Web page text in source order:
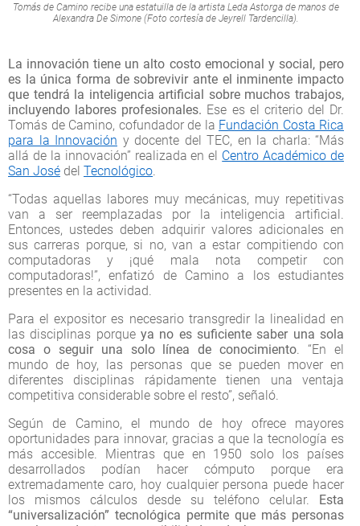
Tomás de Camino recibe una estatuilla de la artista Leda Astorga de manos de
Alexandra De Simone (Foto cortesía de Jeyrell Tardencilla).
La innovación tiene un alto costo emocional y social, pero
es la única forma de sobrevivir ante el inminente impacto
que tendrá la inteligencia artificial sobre muchos trabajos,
incluyendo labores profesionales. Ese es el criterio del Dr.
Tomás de Camino, cofundador de la Fundación Costa Rica
para la Innovación y docente del TEC, en la charla: “Más
allá de la innovación” realizada en el Centro Académico de
San José del Tecnológico.
“Todas aquellas labores muy mecánicas, muy repetitivas
van a ser reemplazadas por la inteligencia artificial.
Entonces, ustedes deben adquirir valores adicionales en
sus carreras porque, si no, van a estar compitiendo con
computadoras y ¡qué mala nota competir con
computadoras!”, enfatizó de Camino a los estudiantes
presentes en la actividad.
Para el expositor es necesario transgredir la linealidad en
las disciplinas porque ya no es suficiente saber una sola
cosa o seguir una solo línea de conocimiento. “En el
mundo de hoy, las personas que se pueden mover en
diferentes disciplinas rápidamente tienen una ventaja
competitiva considerable sobre el resto”, señaló.
Según de Camino, el mundo de hoy ofrece mayores
oportunidades para innovar, gracias a que la tecnología es
más accesible. Mientras que en 1950 solo los países
desarrollados podían hacer cómputo porque era
extremadamente caro, hoy cualquier persona puede hacer
los mismos cálculos desde su teléfono celular. Esta
“universalización” tecnológica permite que más personas